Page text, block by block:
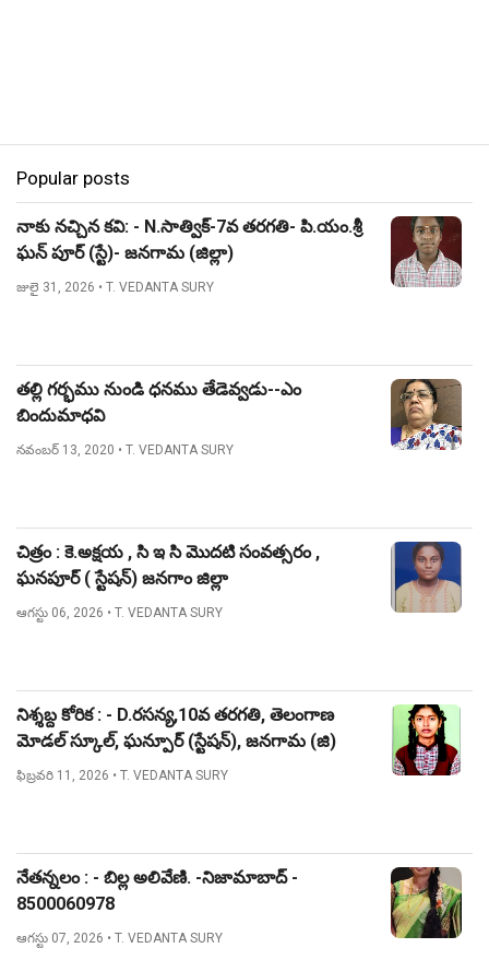
Popular posts
నాకు నచ్చిన కవి: - N.సాత్విక్-7వ తరగతి- పి.యం.శ్రీ
ఘన్ పూర్ (స్టే)- జనగామ (జిల్లా)
జులై 31, 2026 • T. VEDANTA SURY
తల్లి గర్భము నుండి ధనము తేడెవ్వడు--ఎం
బిందుమాధవి
నవంబర్ 13, 2020 • T. VEDANTA SURY
చిత్రం : కె.అక్షయ , సి ఇ సి మొదటి సంవత్సరం ,
ఘనపూర్ ( స్టేషన్) జనగాం జిల్లా
ఆగస్టు 06, 2026 • T. VEDANTA SURY
నిశ్శబ్ద కోరిక : - D.రసన్య,10వ తరగతి, తెలంగాణ
మోడల్ స్కూల్, ఘన్పూర్ (స్టేషన్), జనగామ (జి)
ఫిబ్రవరి 11, 2026 • T. VEDANTA SURY
నేతన్నలం : - బిల్ల అలివేణి. -నిజామాబాద్ -
8500060978
ఆగస్టు 07, 2026 • T. VEDANTA SURY